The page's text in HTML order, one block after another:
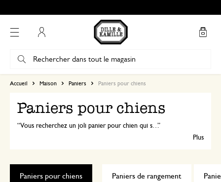
Accueil Maison Paniers Paniers pour chiens
Paniers pour chiens
Vous recherchez un joli panier pour chien qui s'intègre à votre intérieur ? Nos paniers pour chiens en jonc de mer tressés à la main sont naturels, élégants et confortables. Disponibles en différentes tailles pour les petits et les grands chiens.
Plus
Paniers de rangement
Paniers pour chiens